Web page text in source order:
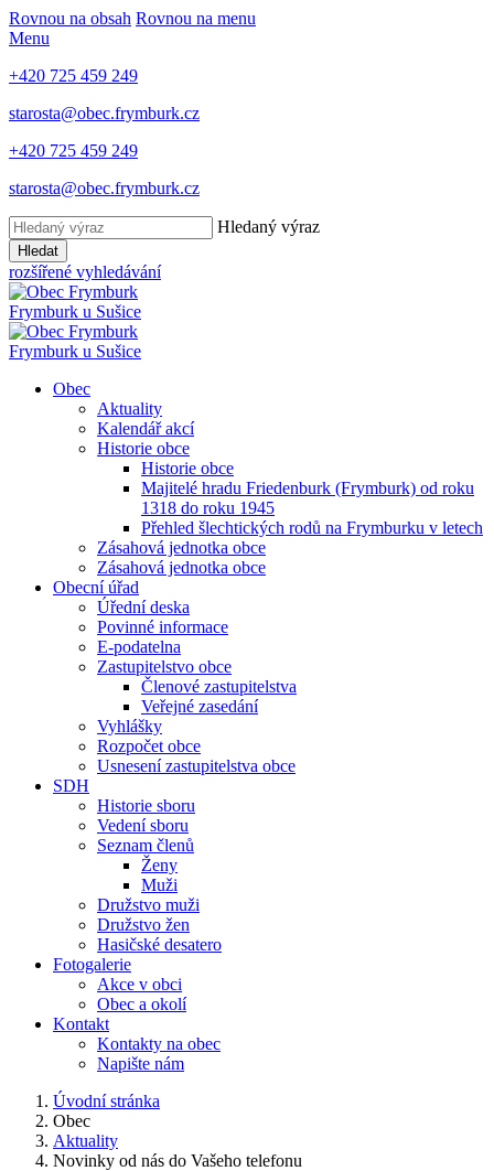
Rovnou na obsah Rovnou na menu
Menu
+420 725 459 249
starosta@obec.frymburk.cz
+420 725 459 249
starosta@obec.frymburk.cz
Hledaný výraz
Hledat
rozšířené vyhledávání
Frymburk u Sušice
Frymburk u Sušice
Obec
Aktuality
Kalendář akcí
Historie obce
Historie obce
Majitelé hradu Friedenburk (Frymburk) od roku
1318 do roku 1945
Přehled šlechtických rodů na Frymburku v letech
Zásahová jednotka obce
Zásahová jednotka obce
Obecní úřad
Úřední deska
Povinné informace
E-podatelna
Zastupitelstvo obce
Členové zastupitelstva
Veřejné zasedání
Vyhlášky
Rozpočet obce
Usnesení zastupitelstva obce
SDH
Historie sboru
Vedení sboru
Seznam členů
Ženy
Muži
Družstvo muži
Družstvo žen
Hasičské desatero
Fotogalerie
Akce v obci
Obec a okolí
Kontakt
Kontakty na obec
Napište nám
Úvodní stránka
Obec
Aktuality
Novinky od nás do Vašeho telefonu